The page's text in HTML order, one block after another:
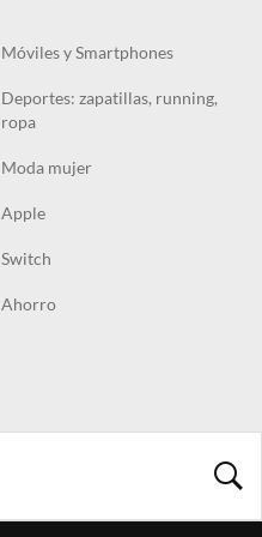
Móviles y Smartphones
Deportes: zapatillas, running,
ropa
Moda mujer
Apple
Switch
Ahorro